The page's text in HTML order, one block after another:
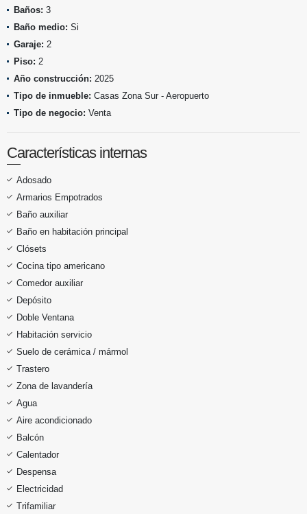
Baños: 3
Baño medio: Si
Garaje: 2
Piso: 2
Año construcción: 2025
Tipo de inmueble: Casas Zona Sur - Aeropuerto
Tipo de negocio: Venta
Características internas
Adosado
Armarios Empotrados
Baño auxiliar
Baño en habitación principal
Clósets
Cocina tipo americano
Comedor auxiliar
Depósito
Doble Ventana
Habitación servicio
Suelo de cerámica / mármol
Trastero
Zona de lavandería
Agua
Aire acondicionado
Balcón
Calentador
Despensa
Electricidad
Trifamiliar